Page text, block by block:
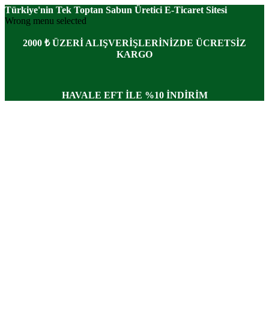
Türkiye'nin Tek Toptan Sabun Üretici E-Ticaret Sitesi
Wrong menu selected
2000 ₺ ÜZERİ ALIŞVERİŞLERİNİZDE ÜCRETSİZ
KARGO
HAVALE EFT İLE %10 İNDİRİM